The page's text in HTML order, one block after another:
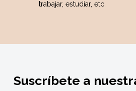
trabajar, estudiar, etc.
Suscríbete a